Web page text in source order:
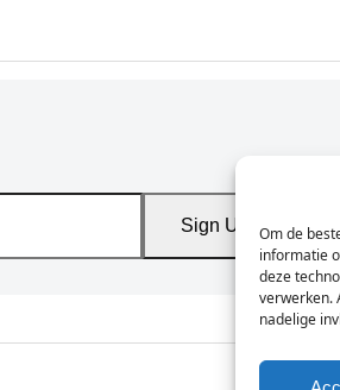
Om de
informatie
deze
verwerken.
nadelige
Sign Up